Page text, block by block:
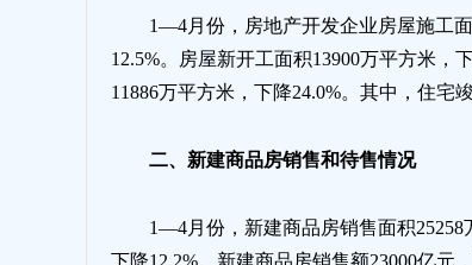
1—4月份，房地产开发企业房屋施工
12.5%。房屋新开工面积13900万平方米，
11886万平方米，下降24.0%。其中，住宅
二、新建商品房销售和待售情况
1—4月份，新建商品房销售面积
下降12.2%。新建商品房销售额23000亿元